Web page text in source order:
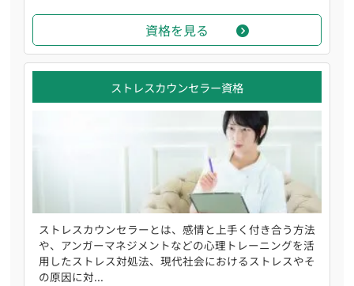
資格を見る
ストレスカウンセラー資格
ストレスカウンセラーとは、感情と上手く付き合う方法
や、アンガーマネジメントなどの心理トレーニングを活
用したストレス対処法、現代社会におけるストレスやそ
の原因に対...